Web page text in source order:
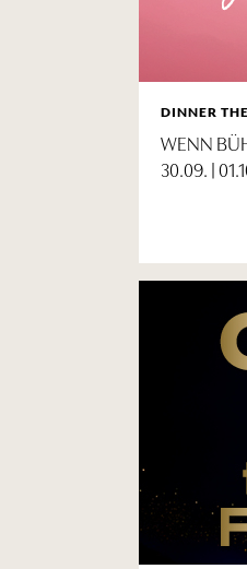
DINNER
WENN
30.09. |